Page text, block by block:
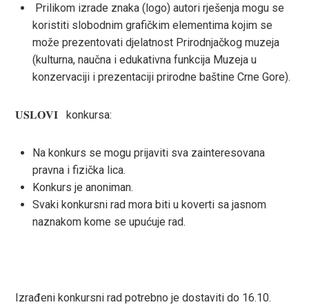
Prilikom izrade znaka (logo) autori rješenja mogu se
koristiti slobodnim grafičkim elementima kojim se
može prezentovati djelatnost Prirodnjačkog muzeja
(kulturna, naučna i edukativna funkcija Muzeja u
konzervaciji i prezentaciji prirodne baštine Crne Gore).
𝐔𝐒𝐋𝐎𝐕𝐈 konkursa:
Na konkurs se mogu prijaviti sva zainteresovana
pravna i fizička lica.
Konkurs je anoniman.
Svaki konkursni rad mora biti u koverti sa jasnom
naznakom kome se upućuje rad.
Izrađeni konkursni rad potrebno je dostaviti do 16.10.